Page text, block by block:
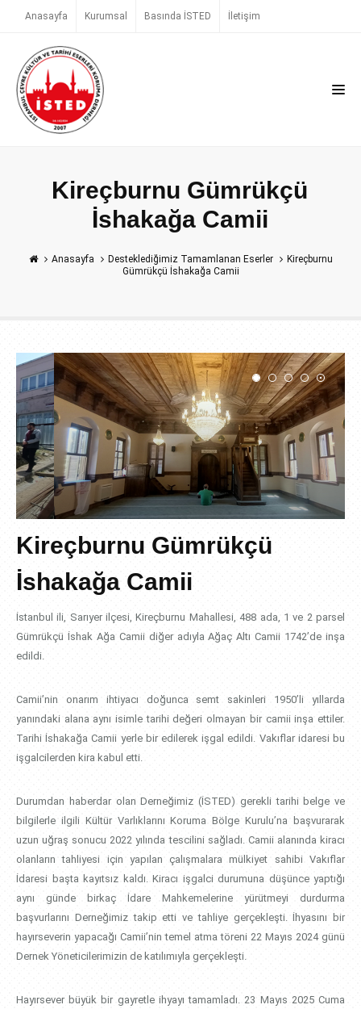
Anasayfa Kurumsal Basında İSTED İletişim
Kireçburnu Gümrükçü
İshakağa Camii
Anasayfa Desteklediğimiz Tamamlanan Eserler
Kireçburnu
Gümrükçü İshakağa Camii
Kireçburnu Gümrükçü
İshakağa Camii
İstanbul ili, Sarıyer ilçesi, Kireçburnu Mahallesi, 488 ada, 1 ve 2 parsel
Gümrükçü İshak Ağa Camii diğer adıyla Ağaç Altı Camii 1742’de inşa
edildi.
Camii’nin onarım ihtiyacı doğunca semt sakinleri 1950’li yıllarda
yanındaki alana aynı isimle tarihi değeri olmayan bir camii inşa ettiler.
Tarihi İshakağa Camii yerle bir edilerek işgal edildi. Vakıflar idaresi bu
işgalcilerden kira kabul etti.
Durumdan haberdar olan Derneğimiz (İSTED) gerekli tarihi belge ve
bilgilerle ilgili Kültür Varlıklarını Koruma Bölge Kurulu’na başvurarak
uzun uğraş sonucu 2022 yılında tescilini sağladı. Camii alanında kiracı
olanların tahliyesi için yapılan çalışmalara mülkiyet sahibi Vakıflar
İdaresi başta kayıtsız kaldı. Kiracı işgalci durumuna düşünce yaptığı
aynı günde birkaç İdare Mahkemelerine yürütmeyi durdurma
başvurlarını Derneğimiz takip etti ve tahliye gerçekleşti. İhyasını bir
hayırseverin yapacağı Camii’nin temel atma töreni 22 Mayıs 2024 günü
Dernek Yöneticilerimizin de katılımıyla gerçekleşti.
Hayırsever büyük bir gayretle ihyayı tamamladı. 23 Mayıs 2025 Cuma